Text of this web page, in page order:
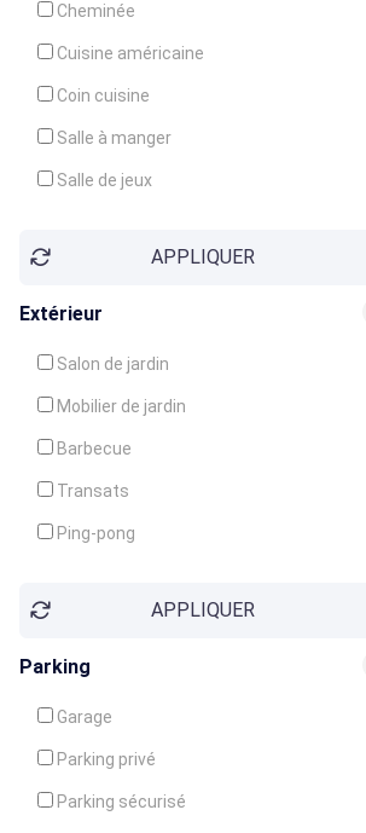
Cheminée
Cuisine américaine
Coin cuisine
Salle à manger
Salle de jeux
Balcon / Terrasse
APPLIQUER
Extérieur
Salon de jardin
Mobilier de jardin
Barbecue
Transats
Ping-pong
Jeux d'enfantsAPPLIQUER
Parking
Garage
Parking privé
Parking sécurisé